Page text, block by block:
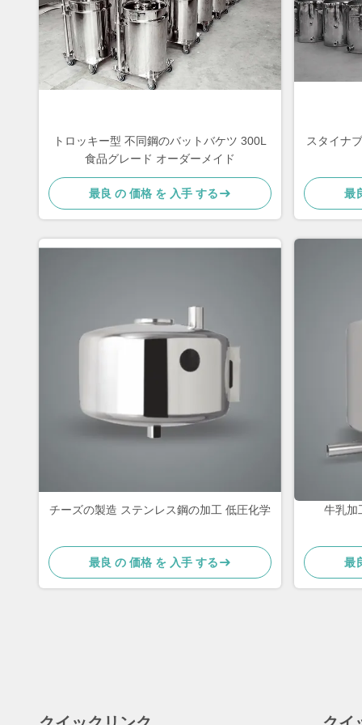
トロッキー型 不同鋼のバットバケツ 300L
食品グレード オーダーメイド
最良 の 価格 を 入手 する
スタイナ
最
チーズの製造 ステンレス鋼の加工 低圧化学
最良 の 価格 を 入手 する
牛乳加
最